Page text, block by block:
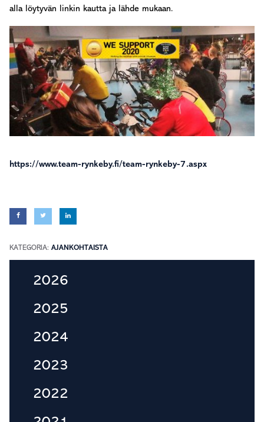
alla löytyvän linkin kautta ja lähde mukaan.
https://www.team-rynkeby.fi/team-rynkeby-7.aspx
KATEGORIA: AJANKOHTAISTA
Ensisijainen
sivupalkki
2026
2025
2024
2023
2022